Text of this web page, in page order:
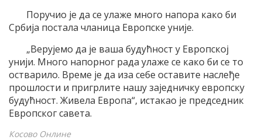
Поручио је да се улаже много напора како би
Србија постала чланица Европске уније.
„Верујемо да је ваша будућност у Европској
унији. Много напорног рада улаже се како би се то
остварило. Време је да иза себе оставите наслеђе
прошлости и пригрлите нашу заједничку европску
будућност. Живела Европа“, истакао је председник
Европског савета.
Косово Онлине